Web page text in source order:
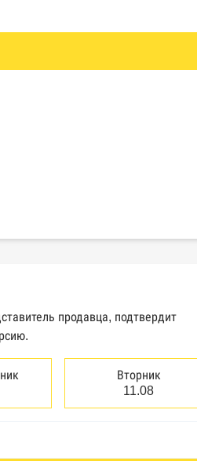
продавца, подтвердит
Вторник
11.08